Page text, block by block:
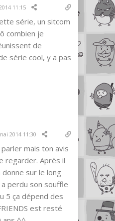
11:15
série, un sitcom
combien je
de
série cool, y a pas
2014 11:30
parler mais ton avis
regarder. Après il
sur le long
perdu son souffle
5 ça dépend des
est resté